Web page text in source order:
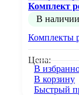
Комплект
В наличии
Комплекты
Цена:
В
В корзину
Быстрый